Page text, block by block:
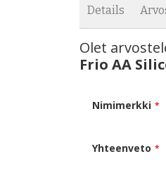
Details
Frio AA Silicone
Olet
Frio AA
Nimimerkki
Yhteenveto